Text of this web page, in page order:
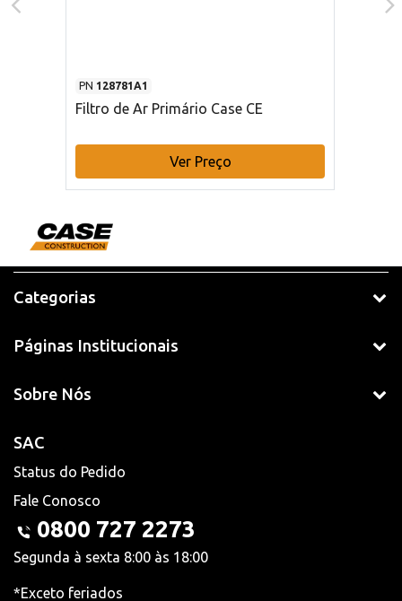
PN 128781A1
Filtro de Ar Primário Case CE
Ver Preço
Categorias
Páginas Institucionais
Sobre Nós
SAC
Status do Pedido
Fale Conosco
0800 727 2273
Segunda à sexta 8:00 às 18:00
*Exceto feriados